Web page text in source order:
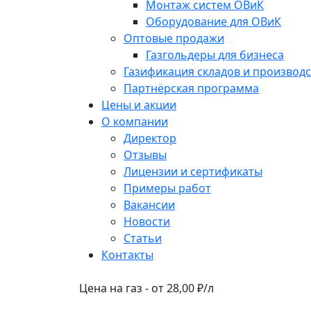
Монтаж систем ОВиК
Оборудование для ОВиК
Оптовые продажи
Газгольдеры для бизнеса
Газификация складов и
Партнёрская программа
Цены и акции
О компании
Директор
Отзывы
Лицензии и сертификаты
Примеры работ
Вакансии
Новости
Статьи
Контакты
Цена на газ - от 28,00 ₽/л